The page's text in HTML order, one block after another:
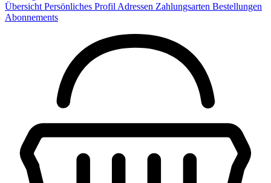
Übersicht Persönliches Profil Adressen Zahlungsarten Bestellungen
Abonnements